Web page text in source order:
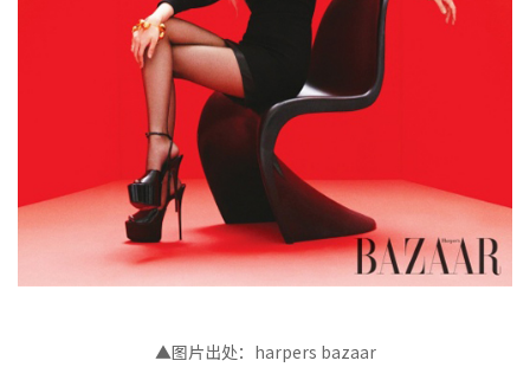
▲图片出处：harpers bazaar